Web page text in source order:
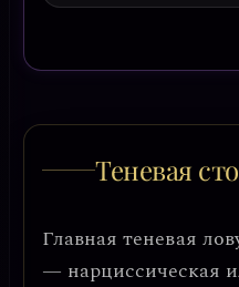
Теневая
Главная теневая
— нарциссическая